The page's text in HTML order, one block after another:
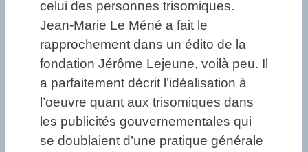
celui des personnes trisomiques.
Jean-Marie Le Méné a fait le
rapprochement dans un édito de la
fondation Jérôme Lejeune, voilà peu. Il
a parfaitement décrit l’idéalisation à
l’oeuvre quant aux trisomiques dans
les publicités gouvernementales qui
se doublaient d’une pratique générale